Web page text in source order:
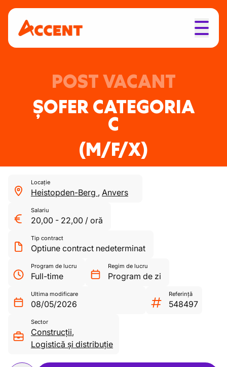
POST VACANT
ȘOFER CATEGORIA
C
(M/F/X)
Locație
Heistopden-Berg , Anvers
Salariu
20,00 - 22,00 / oră
Tip contract
Optiune contract nedeterminat
Program de lucru
Full-time
Regim de lucru
Program de zi
Ultima modificare
08/05/2026
Referință
548497
Sector
Construcții,
Logistică și distribuție